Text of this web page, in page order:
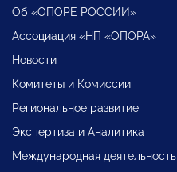
Об «ОПОРЕ РОССИИ»
Ассоциация «НП «ОПОРА»
Новости
Комитеты и Комиссии
Региональное развитие
Экспертиза и Аналитика
Международная деятельность